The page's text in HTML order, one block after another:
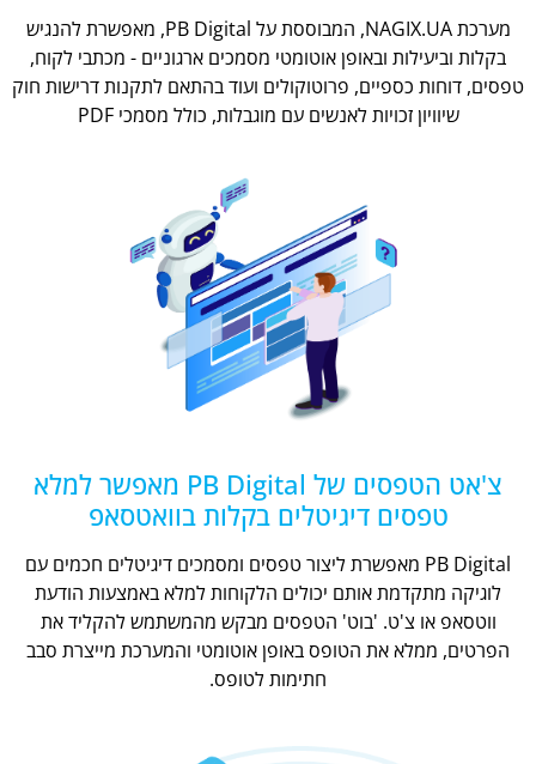
מערכת NAGIX.UA, המבוססת על PB Digital, מאפשרת להנגיש
בקלות וביעילות ובאופן אוטומטי מסמכים ארגוניים - מכתבי לקוח,
טפסים, דוחות כספיים, פרוטוקולים ועוד בהתאם לתקנות דרישות חוק
שיוויון זכויות לאנשים עם מוגבלות, כולל מסמכי PDF
צ'אט הטפסים של PB Digital מאפשר למלא
טפסים דיגיטלים בקלות בוואטסאפ
PB Digital מאפשרת ליצור טפסים ומסמכים דיגיטלים חכמים עם
לוגיקה מתקדמת אותם יכולים הלקוחות למלא באמצעות הודעת
ווטסאפ או צ'ט. 'בוט' הטפסים מבקש מהמשתמש להקליד את
הפרטים, ממלא את הטופס באופן אוטומטי והמערכת מייצרת סבב
חתימות לטופס.